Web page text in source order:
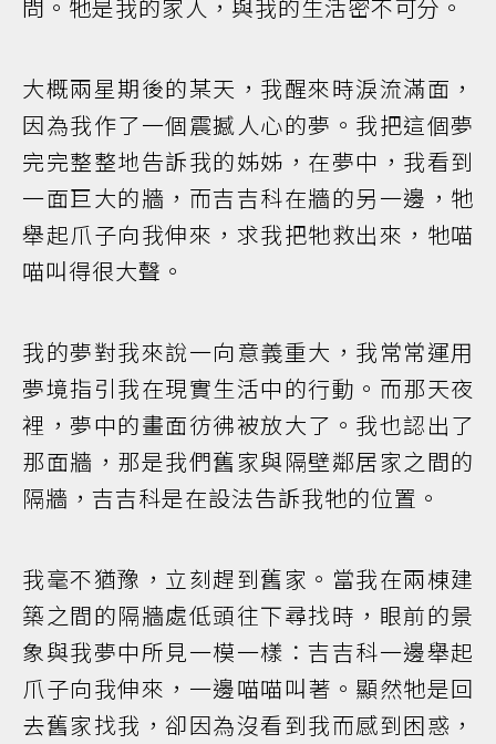
問。牠是我的家人，與我的生活密不可分。
大概兩星期後的某天，我醒來時淚流滿面，
因為我作了一個震撼人心的夢。我把這個夢
完完整整地告訴我的姊姊，在夢中，我看到
一面巨大的牆，而吉吉科在牆的另一邊，牠
舉起爪子向我伸來，求我把牠救出來，牠喵
喵叫得很大聲。
我的夢對我來說一向意義重大，我常常運用
夢境指引我在現實生活中的行動。而那天夜
裡，夢中的畫面彷彿被放大了。我也認出了
那面牆，那是我們舊家與隔壁鄰居家之間的
隔牆，吉吉科是在設法告訴我牠的位置。
我毫不猶豫，立刻趕到舊家。當我在兩棟建
築之間的隔牆處低頭往下尋找時，眼前的景
象與我夢中所見一模一樣：吉吉科一邊舉起
爪子向我伸來，一邊喵喵叫著。顯然牠是回
去舊家找我，卻因為沒看到我而感到困惑，